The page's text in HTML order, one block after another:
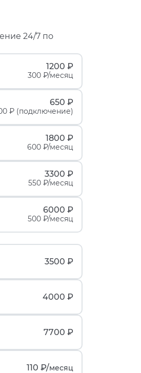
24/7 по
1200 ₽
300 ₽/месяц
650 ₽
₽ (подключение)
1800 ₽
600 ₽/месяц
3300 ₽
550 ₽/месяц
6000 ₽
500 ₽/месяц
3500 ₽
4000 ₽
7700 ₽
110 ₽/месяц